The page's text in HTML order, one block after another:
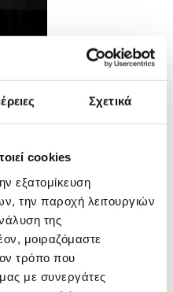
Σχετικά
cookies
εξατομίκευση
την παροχή λειτουργιών
της
μοιραζόμαστε
τρόπο που
μας με συνεργάτες
Γλασκώβη